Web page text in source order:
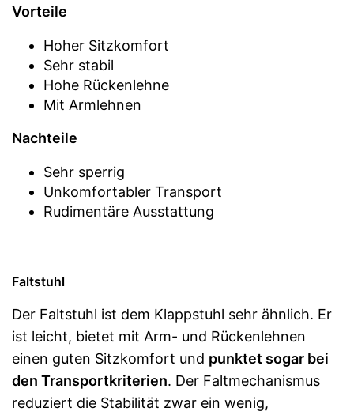
Vorteile
Hoher Sitzkomfort
Sehr stabil
Hohe Rückenlehne
Mit Armlehnen
Nachteile
Sehr sperrig
Unkomfortabler Transport
Rudimentäre Ausstattung
Faltstuhl
Der Faltstuhl ist dem Klappstuhl sehr ähnlich. Er
ist leicht, bietet mit Arm- und Rückenlehnen
einen guten Sitzkomfort und punktet sogar bei
den Transportkriterien. Der Faltmechanismus
reduziert die Stabilität zwar ein wenig,